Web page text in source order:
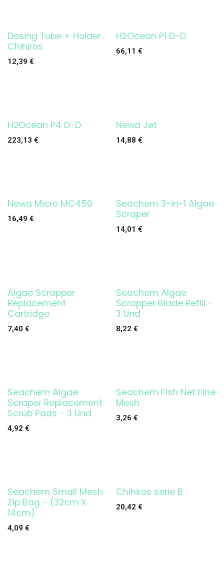
Dosing Tube + Holder
Chihiros
12,39 €
H2Ocean P1 D-D
66,11 €
H2Ocean P4 D-D
223,13 €
Newa Jet
14,88 €
Newa Micro MC450
16,49 €
Seachem 3-in-1 Algae
Scraper
14,01 €
Algae Scrapper
Replacement
Cartridge
7,40 €
Seachem Algae
Scrapper Blade Refill -
3 Und
8,22 €
Seachem Algae
Scraper Replacement
Scrub Pads - 3 Und
4,92 €
Seachem Fish Net Fine
Mesh
3,26 €
Seachem Small Mesh
Zip Bag - (32cm X
14cm)
4,09 €
¡OFERTA!
Chihiros serie B
20,42 €